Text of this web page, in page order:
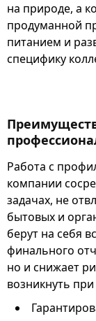
на природе, а
продуманной
питанием и
специфику
Работа с
компании
задачах, не
бытовых и
берут на себя
финального
но и снижает
возникнуть